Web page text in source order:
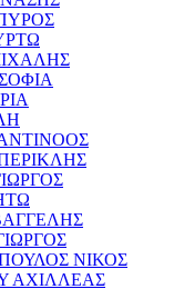
ΝΙΚΟΣ
ΑΧΙΛΛΕΑΣ